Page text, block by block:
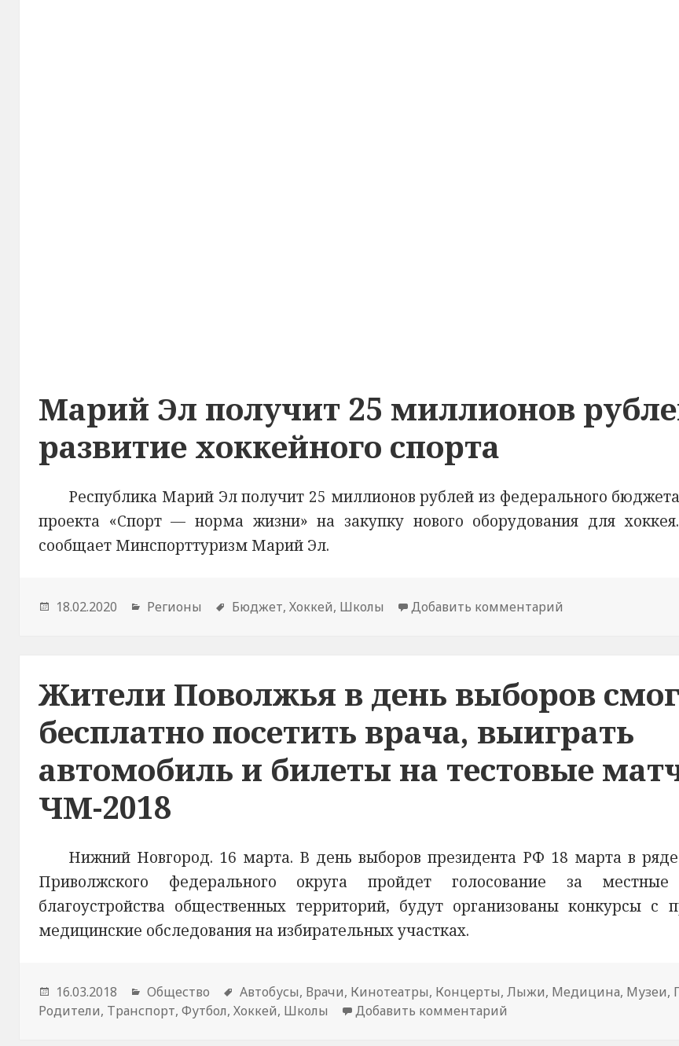
Марий Эл получит 25 миллионов
развитие хоккейного спорта
Республика Марий Эл получит 25 миллионов рублей из федерального
проекта «Спорт — норма жизни» на закупку нового оборудования для
сообщает Минспорттуризм Марий Эл.
Опубликовано
18.02.2020 Рубрики
Регионы Метки
Бюджет,Хоккей, Школы Добавить комментарий
Жители Поволжья в день выборов
бесплатно посетить врача, выиграть
автомобиль и билеты на тестовые
ЧМ-2018
Нижний Новгород. 16 марта. В день выборов президента РФ 18 марта в ряде
Приволжского федерального округа пройдет голосование за
благоустройства общественных территорий, будут организованы конкурсы с
медицинские обследования на избирательных участках.
Опубликовано
16.03.2018 Рубрики
Общество Метки
Автобусы, Врачи, Кинотеатры, Концерты,Лыжи, Медицина, Музеи,
Родители, Транспорт,Футбол,Хоккей, Школы Добавить комментарий